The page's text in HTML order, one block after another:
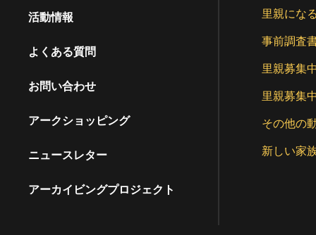
活動情報
よくある質問
お問い合わせ
アークショッピング
ニュースレター
アーカイビングプロジェクト
里親にな
事前調査
里親募集
里親募集
その他の
新しい家